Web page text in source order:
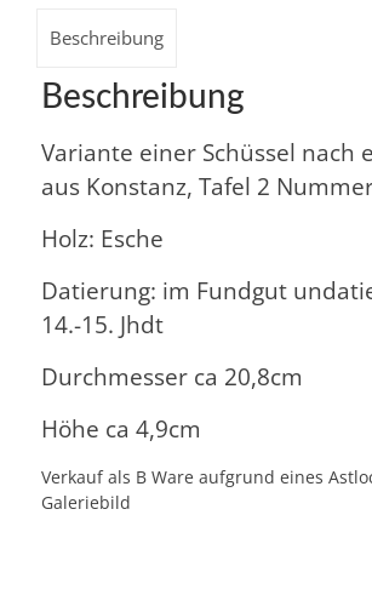
Beschreibung
Beschreibung
Variante einer Schüssel nach
aus Konstanz, Tafel 2
Holz: Esche
Datierung: im Fundgut
14.-15. Jhdt
Durchmesser ca 20,8cm
Höhe ca 4,9cm
Verkauf als B Ware aufgrund eines
Galeriebild